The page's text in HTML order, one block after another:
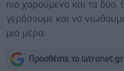
πιο χαρούμενα και τα
γεράσουμε και να
μια μέρα.
Προσθέστε το